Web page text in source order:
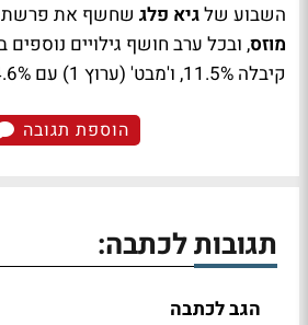
השבוע שלגיא פלג שחשף את פרשת
מוזס
קיבלה 11.5%, ו'מבט' (ערוץ 1) עם 4.6%.
הוספת תגובה
תגובות לכתבה:
הגב לכתבה